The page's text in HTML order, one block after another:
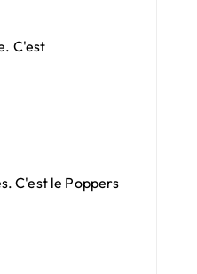
C'est
C'est le Poppers